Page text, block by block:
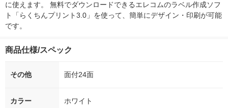
に使えます。 無料でダウンロードできるエレコムのラベル作成ソフ
ト「らくちんプリント3.0」を使って、簡単にデザイン・印刷が可能
です。
商品仕様/スペック
その他 面付24面
カラー ホワイト